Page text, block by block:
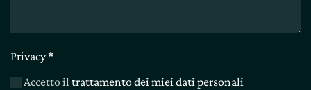
Privacy*
Accetto iltrattamento dei miei dati personali